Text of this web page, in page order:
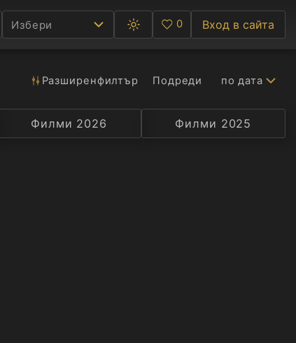
Избери
Превключване
между
светла
Любими
0 Вход в сайта
Разширенфилтър Подреди по дата
Селекция Превод Актьор
Филми 2026 Филми 2025